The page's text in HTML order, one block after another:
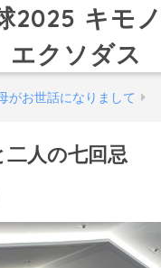
2025 キモ
エクソダス
がお世話になりまして
人の七回忌